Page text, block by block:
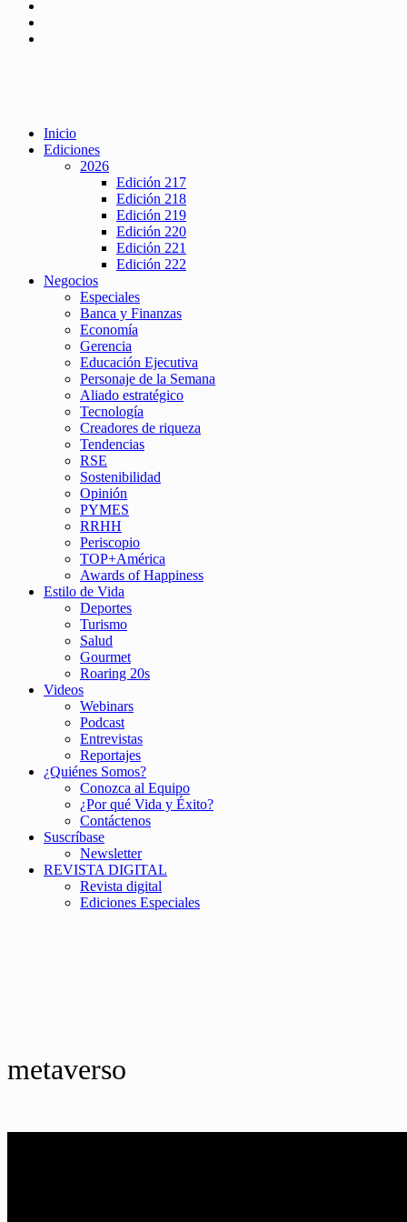
Inicio
Ediciones
2026
Edición 217
Edición 218
Edición 219
Edición 220
Edición 221
Edición 222
Negocios
Especiales
Banca y Finanzas
Economía
Gerencia
Educación Ejecutiva
Personaje de la Semana
Aliado estratégico
Tecnología
Creadores de riqueza
Tendencias
RSE
Sostenibilidad
Opinión
PYMES
RRHH
Periscopio
TOP+América
Awards of Happiness
Estilo de Vida
Deportes
Turismo
Salud
Gourmet
Roaring 20s
Videos
Webinars
Podcast
Entrevistas
Reportajes
¿Quiénes Somos?
Conozca al Equipo
¿Por qué Vida y Éxito?
Contáctenos
Suscríbase
Newsletter
REVISTA DIGITAL
Revista digital
Ediciones Especiales
metaverso